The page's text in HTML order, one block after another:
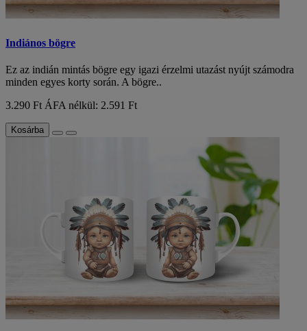
Indiános bögre
Ez az indián mintás bögre egy igazi érzelmi utazást nyújt számodra
minden egyes korty során. A bögre..
3.290 Ft ÁFA nélkül: 2.591 Ft
Kosárba